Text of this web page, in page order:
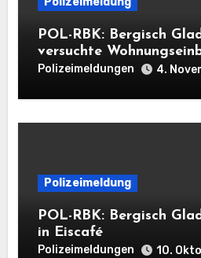
POL-RBK: Bergisch
versuchte
Nacht
Polizeimeldungen 4.
Polizeimeldung
POL-RBK: Bergisch
in Eiscafé
Polizeimeldungen 10.